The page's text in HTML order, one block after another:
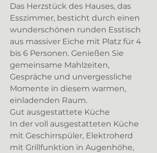
Das Herzstück des Hauses, das
Esszimmer, besticht durch einen
wunderschönen runden Esstisch
aus massiver Eiche mit Platz für 4
bis 6 Personen. Genießen Sie
gemeinsame Mahlzeiten,
Gespräche und unvergessliche
Momente in diesem warmen,
einladenden Raum.
Gut ausgestattete Küche
In der voll ausgestatteten Küche
mit Geschirrspüler, Elektroherd
mit Grillfunktion in Augenhöhe,